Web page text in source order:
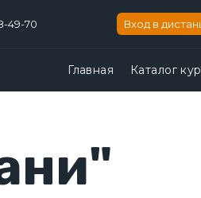
49-70 Вход в
Главная Каталог